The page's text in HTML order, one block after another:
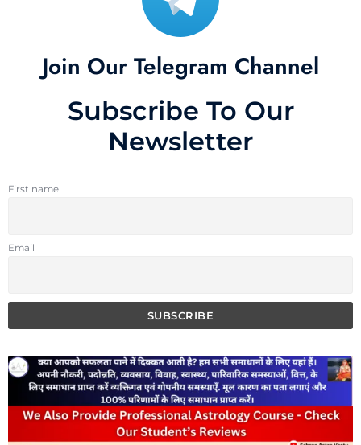
Join Our Telegram Channel
Subscribe To Our
Newsletter
First name
Email